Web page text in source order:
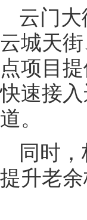
云门
云城天
点项目
快速接
道。
同时
提升老